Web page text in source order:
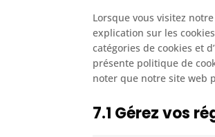
Lorsque vous visitez
explication sur les
catégories de cookies et
présente politique de
noter que notre site web
7.1 Gérez vos